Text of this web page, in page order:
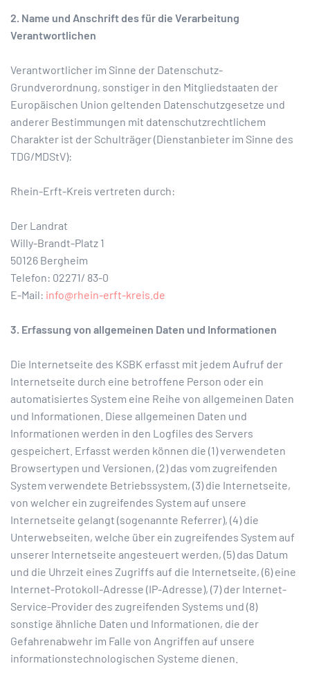
2. Name und Anschrift des für die Verarbeitung
Verantwortlichen
Verantwortlicher im Sinne der Datenschutz-
Grundverordnung, sonstiger in den Mitgliedstaaten der
Europäischen Union geltenden Datenschutzgesetze und
anderer Bestimmungen mit datenschutzrechtlichem
Charakter ist der Schulträger (Dienstanbieter im Sinne des
TDG/MDStV):
Rhein-Erft-Kreis vertreten durch:
Der Landrat
Willy-Brandt-Platz 1
50126 Bergheim
Telefon: 02271/ 83-0
E-Mail: info@rhein-erft-kreis.de
3. Erfassung von allgemeinen Daten und Informationen
Die Internetseite des KSBK erfasst mit jedem Aufruf der
Internetseite durch eine betroffene Person oder ein
automatisiertes System eine Reihe von allgemeinen Daten
und Informationen. Diese allgemeinen Daten und
Informationen werden in den Logfiles des Servers
gespeichert. Erfasst werden können die (1) verwendeten
Browsertypen und Versionen, (2) das vom zugreifenden
System verwendete Betriebssystem, (3) die Internetseite,
von welcher ein zugreifendes System auf unsere
Internetseite gelangt (sogenannte Referrer), (4) die
Unterwebseiten, welche über ein zugreifendes System auf
unserer Internetseite angesteuert werden, (5) das Datum
und die Uhrzeit eines Zugriffs auf die Internetseite, (6) eine
Internet-Protokoll-Adresse (IP-Adresse), (7) der Internet-
Service-Provider des zugreifenden Systems und (8)
sonstige ähnliche Daten und Informationen, die der
Gefahrenabwehr im Falle von Angriffen auf unsere
informationstechnologischen Systeme dienen.